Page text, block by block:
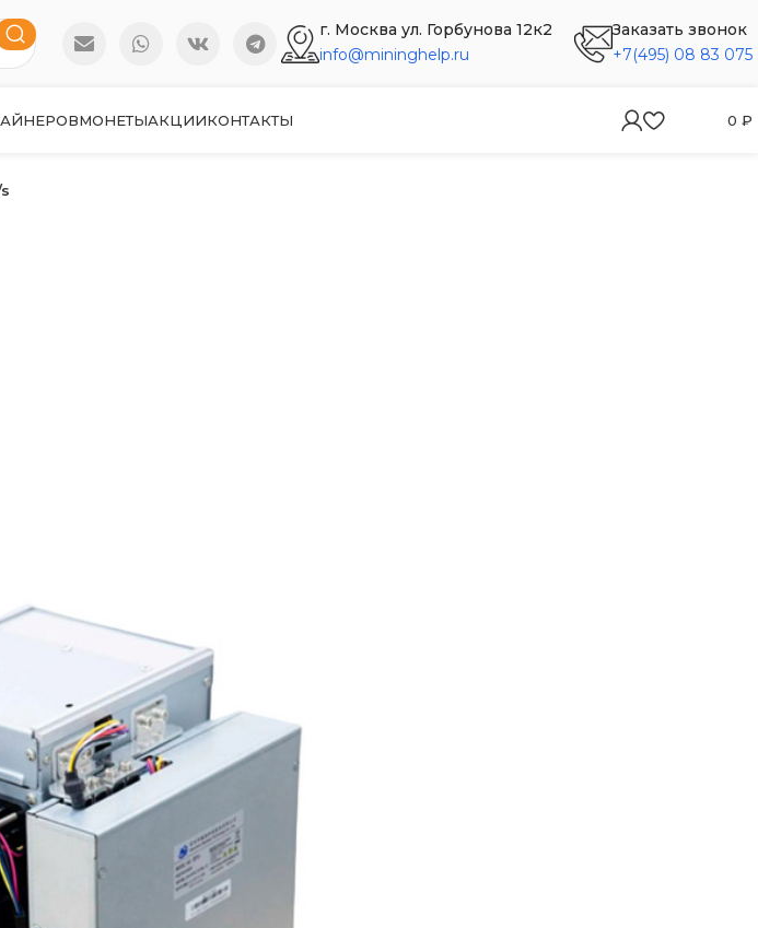
г. Москва ул. Горбунова 12к2
info@mininghelp.ru
Заказать звонок
+7(495) 08 83 075
МОНЕТЫАКЦИИКОНТАКТЫ 0 ₽